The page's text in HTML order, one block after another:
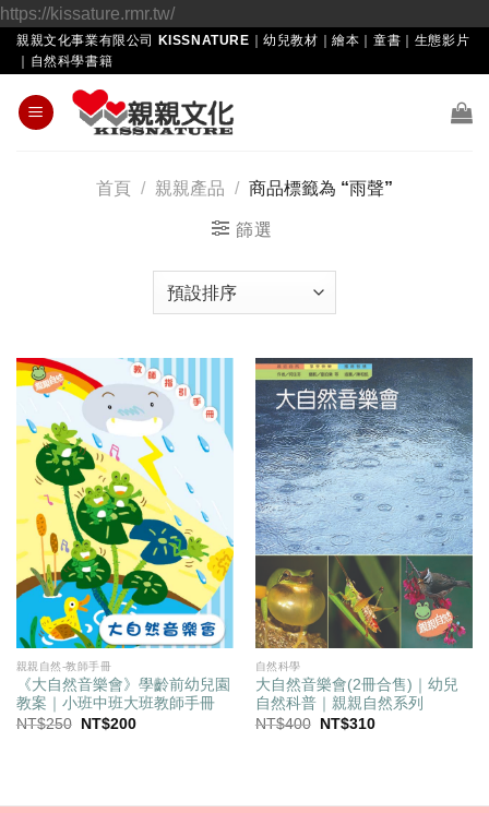
https://kissature.rmr.tw/Skip
to
親親文化事業有限公司 KISSNATURE｜幼兒教材｜繪本｜童書｜生態影片
｜自然科學書籍
首頁 / 親親產品 / 商品標籤為 “雨聲”
篩選
親親自然-教師手冊
《大自然音樂會》學齡前幼兒園
教案｜小班中班大班教師手冊
NT$250
原
NT$200目
自然科學
大自然音樂會(2冊合售)｜幼兒
自然科普｜親親自然系列
NT$400
原
NT$310目